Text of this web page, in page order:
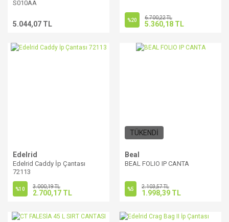
S010AA
5.044,07 TL %20 6.700,22 TL
5.360,18 TL
Edelrid
Edelrid Caddy İp Çantası
72113
%10 3.000,19 TL
2.700,17 TL
TÜKENDİ
Beal
BEAL FOLIO IP CANTA
%5 2.103,57 TL
1.998,39 TL